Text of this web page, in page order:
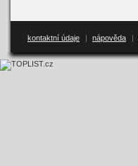
kontaktní údaje | nápověda |